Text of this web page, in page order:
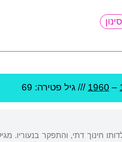
–
1960 /// גיל פטירה: 69
חינוך דתי, והתפקר